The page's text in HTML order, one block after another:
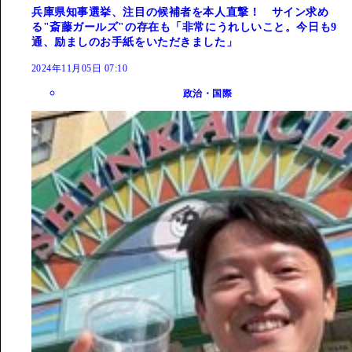
兵庫県知事選挙、注目の候補者を本人直撃！ サイン求め
る"斎藤ガールズ"の存在も「非常にうれしいこと。今日も9
通、励ましのお手紙をいただきました」
2024年11月05日 07:10
政治・国際